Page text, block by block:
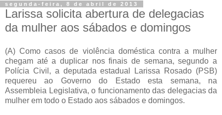
segunda-feira, 8 de abril de 2013
Larissa solicita abertura de delegacias
da mulher aos sábados e domingos
(A) Como casos de violência doméstica contra a mulher
chegam até a duplicar nos finais de semana, segundo a
Polícia Civil, a deputada estadual Larissa Rosado (PSB)
requereu ao Governo do Estado esta semana, na
Assembleia Legislativa, o funcionamento das delegacias da
mulher em todo o Estado aos sábados e domingos.